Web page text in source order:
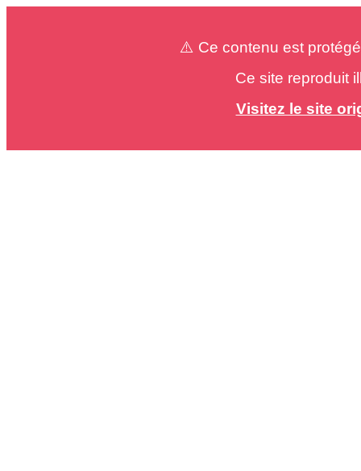
⚠️ Ce contenu est
Ce site reproduit
Visitez le site